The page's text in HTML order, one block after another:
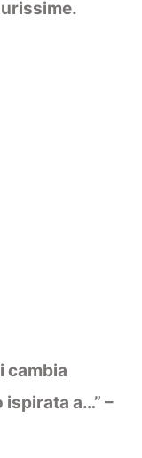
cambia
ispirata a…” –